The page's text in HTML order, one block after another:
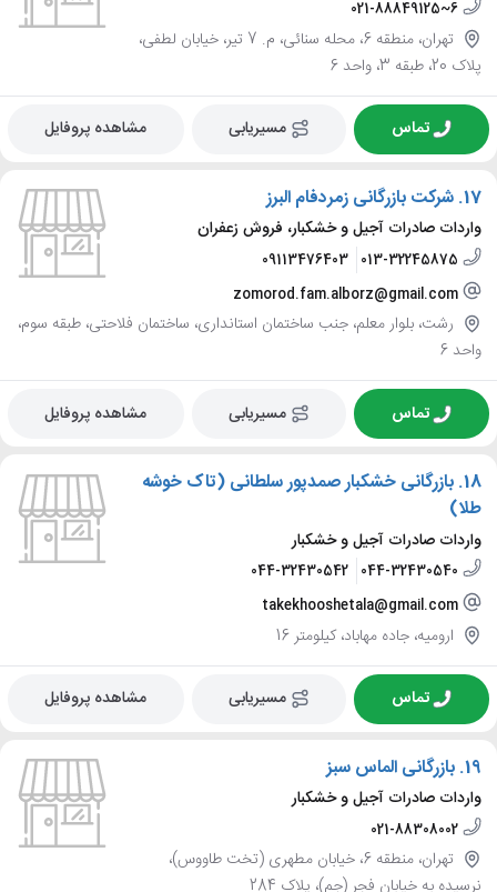
021-88849125~6
تهران، منطقه 6، محله سنائی، م. 7 تیر، خیابان لطفی،
پلاک 20، طبقه 3، واحد 6
تماس مسیریابی مشاهده پروفایل
17. شرکت بازرگانی زمردفام البرز
واردات صادرات آجیل و خشکبار، فروش زعفران
013-32245875
09113476403
zomorod.fam.alborz@gmail.com
رشت، بلوار معلم، جنب ساختمان استانداری، ساختمان فلاحتی، طبقه سوم،
واحد 6
تماس مسیریابی مشاهده پروفایل
18. بازرگانی خشکبار صمدپور سلطانی (تاک خوشه
طلا)
واردات صادرات آجیل و خشکبار
044-32430540
044-32430542
takekhooshetala@gmail.com
ارومیه، جاده مهاباد، کیلومتر 16
تماس مسیریابی مشاهده پروفایل
19. بازرگانی الماس سبز
واردات صادرات آجیل و خشکبار
021-88308002
تهران، منطقه 6، خیابان مطهری (تخت طاووس)،
نرسیده به خیابان فجر (جم)، پلاک 284